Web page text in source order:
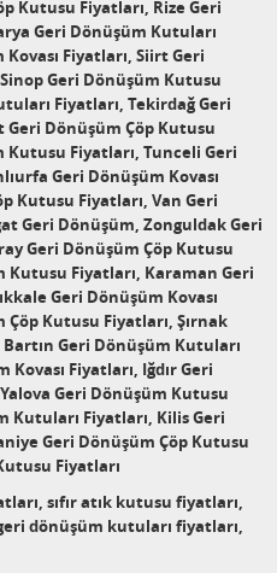
Kutusu Fiyatları, Rize Geri
Geri Dönüşüm Kutuları
Fiyatları, Siirt Geri
Geri Dönüşüm Kutusu
Fiyatları, Tekirdağ Geri
Geri Dönüşüm Çöp Kutusu
Kutusu Fiyatları, Tunceli Geri
Geri Dönüşüm Kovası
Kutusu Fiyatları, Van Geri
Geri Dönüşüm, Zonguldak Geri
Geri Dönüşüm Çöp Kutusu
Kutusu Fiyatları, Karaman Geri
Geri Dönüşüm Kovası
Kutusu Fiyatları, Şırnak
Geri Dönüşüm Kutuları
Fiyatları, Iğdır Geri
Geri Dönüşüm Kutusu
Kutuları Fiyatları, Kilis Geri
Geri Dönüşüm Çöp Kutusu
Fiyatları
sıfır atık kutusu fiyatları,
dönüşüm kutuları fiyatları,